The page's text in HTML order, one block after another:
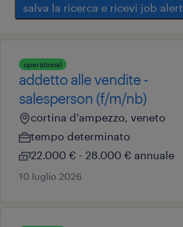
salva la ricerca e ricevi job alert
operational
addetto alle vendite -
salesperson (f/m/nb)
cortina d'ampezzo, veneto
tempo determinato
22.000 € - 28.000 € annuale
10 luglio 2026